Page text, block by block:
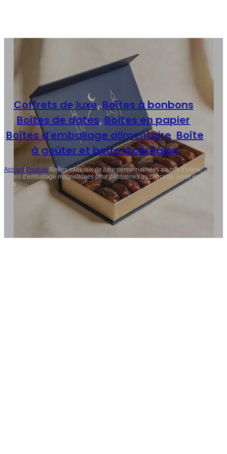
Coffrets de luxe,Boîtes à bonbons,
Boîtes de dates, Boîtes en papier
Boîtes d'emballage alimentaire, Boîte
à goûter et boîte à céréales
Accueil /Produits/Boîtes-cadeaux de luxe personnalisées au prix d'usine,
boîtes d'emballage magnétiques pour pâtisseries au chocolat, vente en
gros